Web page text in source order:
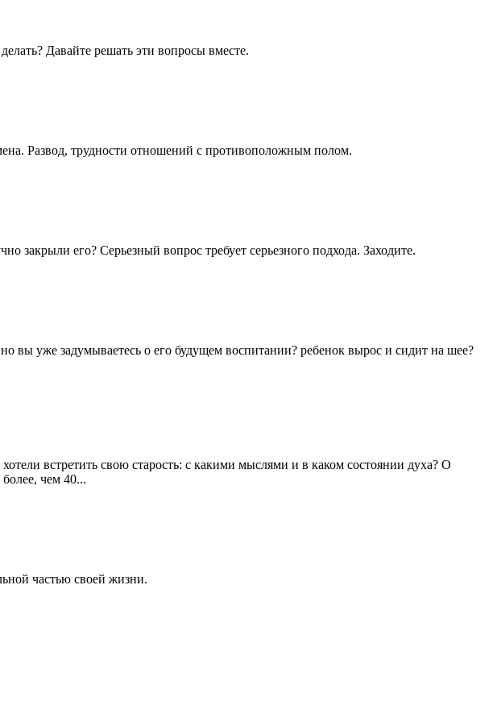
Давайте решать эти вопросы вместе.
Развод, трудности отношений с противоположным полом.
закрыли его? Серьезный вопрос требует серьезного подхода. Заходите.
уже задумываетесь о его будущем воспитании? ребенок вырос и сидит на шее?
встретить свою старость: с какими мыслями и в каком состоянии духа? О
чем 40...
частью своей жизни.